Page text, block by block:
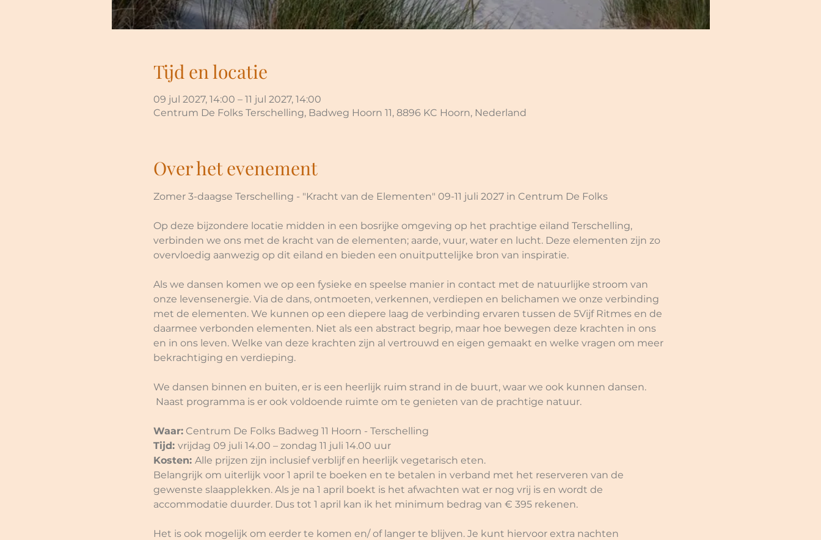
Tijd en locatie
09 jul 2027, 14:00 – 11 jul 2027, 14:00
Centrum De Folks Terschelling, Badweg Hoorn 11, 8896 KC Hoorn, Nederland
Over het evenement
Zomer 3-daagse Terschelling - "Kracht van de Elementen" 09-11 juli 2027 in Centrum De Folks
Op deze bijzondere locatie midden in een bosrijke omgeving op het prachtige eiland Terschelling,
verbinden we ons met de kracht van de elementen; aarde, vuur, water en lucht. Deze elementen zijn zo
overvloedig aanwezig op dit eiland en bieden een onuitputtelijke bron van inspiratie.
Als we dansen komen we op een fysieke en speelse manier in contact met de natuurlijke stroom van
onze levensenergie. Via de dans, ontmoeten, verkennen, verdiepen en belichamen we onze verbinding
met de elementen. We kunnen op een diepere laag de verbinding ervaren tussen de 5Vijf Ritmes en de
daarmee verbonden elementen. Niet als een abstract begrip, maar hoe bewegen deze krachten in ons
en in ons leven. Welke van deze krachten zijn al vertrouwd en eigen gemaakt en welke vragen om meer
bekrachtiging en verdieping.
We dansen binnen en buiten, er is een heerlijk ruim strand in de buurt, waar we ook kunnen dansen.
Naast programma is er ook voldoende ruimte om te genieten van de prachtige natuur.
Waar: Centrum De Folks Badweg 11 Hoorn - Terschelling
Tijd: vrijdag 09 juli 14.00 – zondag 11 juli 14.00 uur
Kosten: Alle prijzen zijn inclusief verblijf en heerlijk vegetarisch eten.
Belangrijk om uiterlijk voor 1 april te boeken en te betalen in verband met het reserveren van de
gewenste slaapplekken. Als je na 1 april boekt is het afwachten wat er nog vrij is en wordt de
accommodatie duurder. Dus tot 1 april kan ik het minimum bedrag van € 395 rekenen.
Het is ook mogelijk om eerder te komen en/ of langer te blijven. Je kunt hiervoor extra nachten